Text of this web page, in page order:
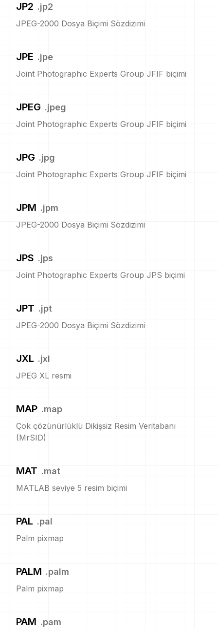
JP2 .jp2
JPEG-2000 Dosya Biçimi Sözdizimi
JPE .jpe
Joint Photographic Experts Group JFIF biçimi
JPEG .jpeg
Joint Photographic Experts Group JFIF biçimi
JPG .jpg
Joint Photographic Experts Group JFIF biçimi
JPM .jpm
JPEG-2000 Dosya Biçimi Sözdizimi
JPS .jps
Joint Photographic Experts Group JPS biçimi
JPT .jpt
JPEG-2000 Dosya Biçimi Sözdizimi
JXL .jxl
JPEG XL resmi
MAP .map
Çok çözünürlüklü Dikişsiz Resim Veritabanı
(MrSID)
MAT .mat
MATLAB seviye 5 resim biçimi
PAL .pal
Palm pixmap
PALM .palm
Palm pixmap
PAM .pam